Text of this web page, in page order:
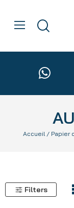
Accueil Papier
Filters